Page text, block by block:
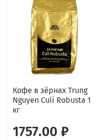
Кофе в зёрнах Trung
Nguyen Culi Robusta 1
кг
1757.00 ₽